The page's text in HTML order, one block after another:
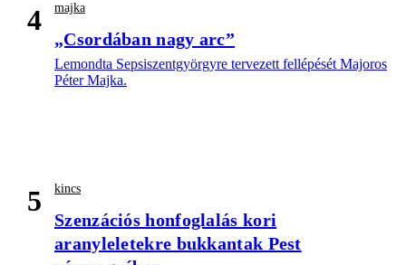
4 majka
„Csordában nagy arc”
Lemondta Sepsiszentgyörgyre tervezett fellépését Majoros
Péter Majka.
5 kincs
Szenzációs honfoglalás kori
aranyleletekre bukkantak Pest